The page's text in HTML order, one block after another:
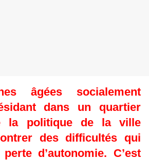
âgées socialement
dans un quartier
la politique de la ville
des difficultés qui
d’autonomie. C’est